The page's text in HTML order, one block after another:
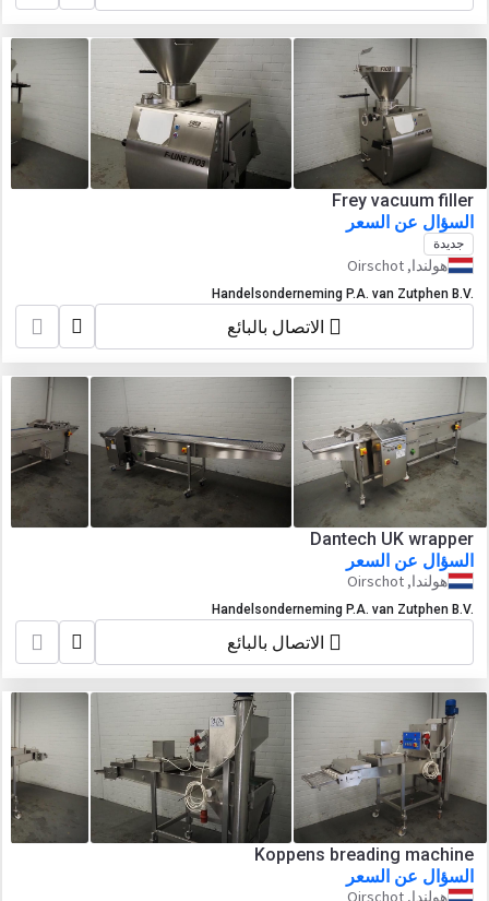
Frey vacuum filler
السؤال عن السعر
جديدة
هولندا, Oirschot
Handelsonderneming P.A. van Zutphen B.V.
الاتصال بالبائع
Dantech UK wrapper
السؤال عن السعر
هولندا, Oirschot
Handelsonderneming P.A. van Zutphen B.V.
الاتصال بالبائع
Koppens breading machine
السؤال عن السعر
هولندا, Oirschot